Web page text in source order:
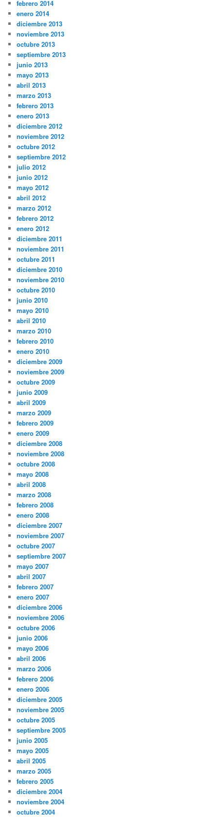
febrero 2014
enero 2014
diciembre 2013
noviembre 2013
octubre 2013
septiembre 2013
junio 2013
mayo 2013
abril 2013
marzo 2013
febrero 2013
enero 2013
diciembre 2012
noviembre 2012
octubre 2012
septiembre 2012
julio 2012
junio 2012
mayo 2012
abril 2012
marzo 2012
febrero 2012
enero 2012
diciembre 2011
noviembre 2011
octubre 2011
diciembre 2010
noviembre 2010
octubre 2010
junio 2010
mayo 2010
abril 2010
marzo 2010
febrero 2010
enero 2010
diciembre 2009
noviembre 2009
octubre 2009
junio 2009
abril 2009
marzo 2009
febrero 2009
enero 2009
diciembre 2008
noviembre 2008
octubre 2008
mayo 2008
abril 2008
marzo 2008
febrero 2008
enero 2008
diciembre 2007
noviembre 2007
octubre 2007
septiembre 2007
mayo 2007
abril 2007
febrero 2007
enero 2007
diciembre 2006
noviembre 2006
octubre 2006
junio 2006
mayo 2006
abril 2006
marzo 2006
febrero 2006
enero 2006
diciembre 2005
noviembre 2005
octubre 2005
septiembre 2005
junio 2005
mayo 2005
abril 2005
marzo 2005
febrero 2005
diciembre 2004
noviembre 2004
octubre 2004